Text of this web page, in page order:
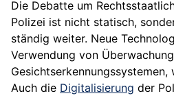
Die Debatte um
Polizei ist nicht statisch,
ständig weiter. Neue
Verwendung von
Gesichtserkennungssystemen,
Auch die Digitalisierung der